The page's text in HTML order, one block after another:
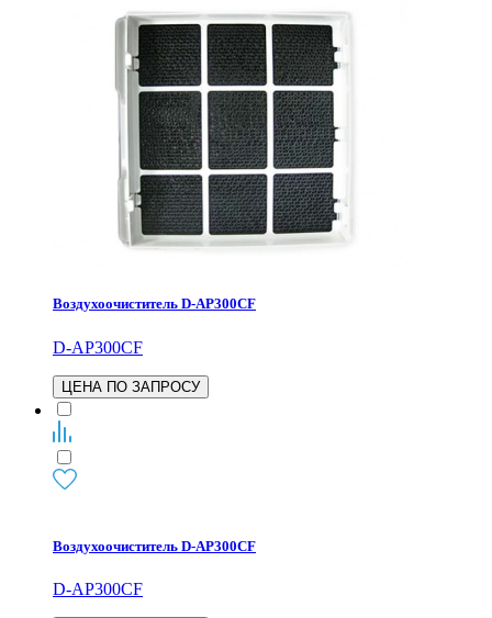
Воздухоочиститель D-AP300CF
D-AP300CF
ЦЕНА ПО ЗАПРОСУ
Воздухоочиститель D-AP300CF
D-AP300CF